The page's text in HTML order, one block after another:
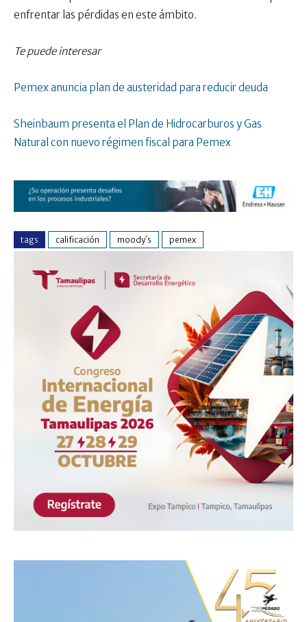
enfrentar las pérdidas en este ámbito.
Te puede interesar
Pemex anuncia plan de austeridad para reducir deuda
Sheinbaum presenta el Plan de Hidrocarburos y Gas
Natural con nuevo régimen fiscal para Pemex
tags calificación moody´s pemex